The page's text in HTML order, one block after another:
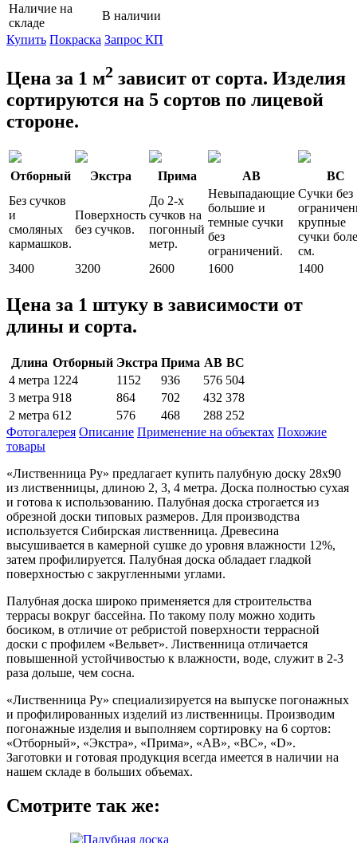
Наличие на
складе
В наличии
Купить Покраска Запрос КП
Цена за 1 м2 зависит от сорта. Изделия
сортируются на 5 сортов по лицевой
стороне.
Отборный Экстра Прима АВ
ВС
Без сучков
и
смоляных
кармашков.
Поверхность
без сучков.
До 2-х
сучков на
погонный
метр.
Невыпадающие
большие и
темные сучки
без
ограничений.
Сучки без
крупные
сучки
см.
3400
3200 2600 1600 1400
Цена за 1 штуку в зависимости от
длины и сорта.
Длина Отборный Экстра Прима АВ ВС
4 метра 1224 1152 936 576 504
3 метра 918 864 702 432 378
2 метра 612 576 468 288 252
Фотогалерея Описание Применение на объектах Похожие
товары
«Лиственница Ру» предлагает купить палубную доску 28х90
из лиственницы, длиною 2, 3, 4 метра. Доска полностью сухая
и готова к использованию. Палубная доска строгается из
обрезной доски типовых размеров. Для производства
используется Сибирская лиственница. Древесина
высушивается в камерной сушке до уровня влажности 12%,
затем профилируется. Палубная доска обладает гладкой
поверхностью с закругленными углами.
Палубная доска широко применяется для строительства
террасы вокруг бассейна. По такому полу можно ходить
босиком, в отличие от ребристой поверхности террасной
доски с профилем «Вельвет». Лиственница отличается
повышенной устойчивостью к влажности, воде, служит в 2-3
раза дольше, чем сосна.
«Лиственница Ру» специализируется на выпуске погонажных
и профилированных изделий из лиственницы. Производим
погонажные изделия и выполняем сортировку на 6 сортов:
«Отборный», «Экстра», «Прима», «АВ», «ВС», «D».
Заготовки и готовая продукция всегда имеется в наличии на
нашем складе в больших объемах.
Смотрите так же: